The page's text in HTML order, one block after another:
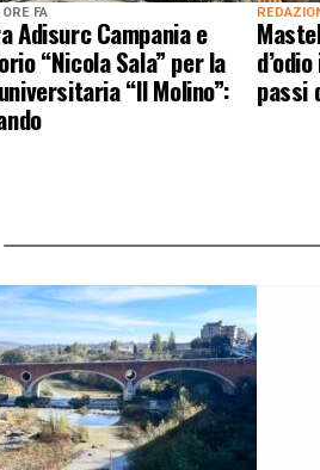
FA
Adisurc Campania e
“Nicola Sala” per la
“Il Molino”: passi